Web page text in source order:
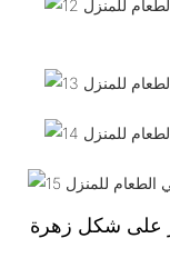
على شكل زهرة